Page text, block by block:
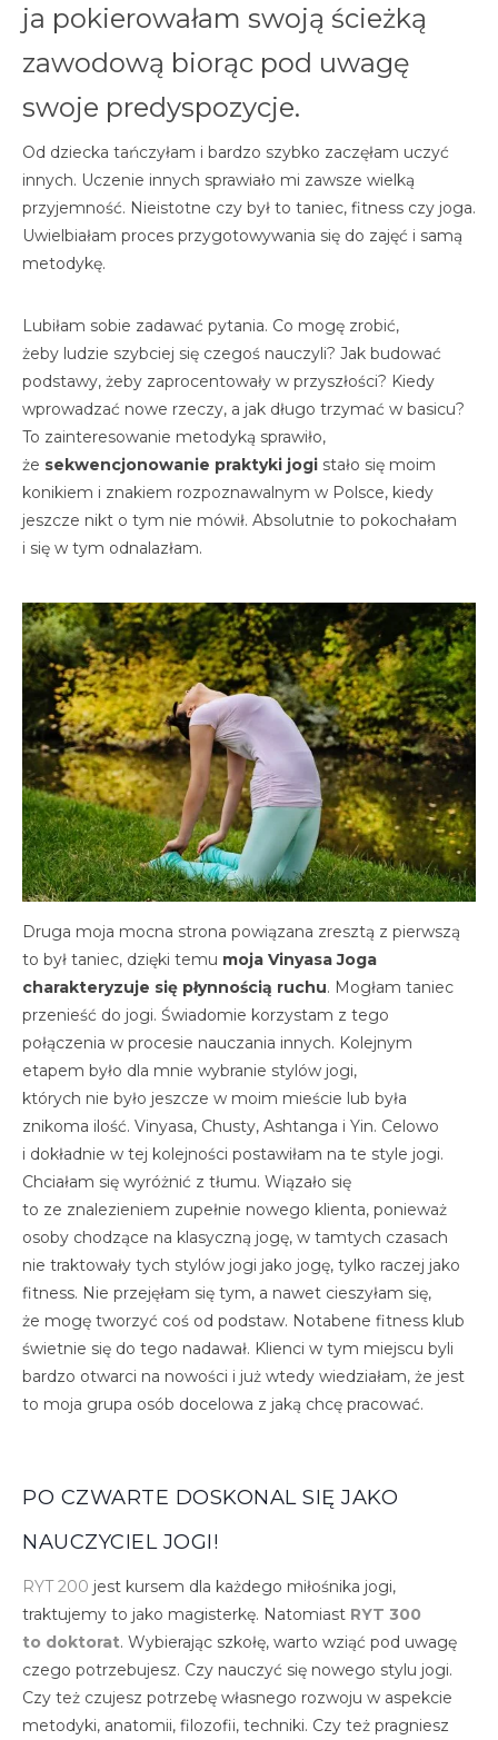
ja pokierowałam swoją ścieżką
zawodową biorąc pod uwagę
swoje predyspozycje.
Od dziecka tańczyłam i bardzo szybko zaczęłam uczyć
innych. Uczenie innych sprawiało mi zawsze wielką
przyjemność. Nieistotne czy był to taniec, fitness czy joga.
Uwielbiałam proces przygotowywania się do zajęć i samą
metodykę.
Lubiłam sobie zadawać pytania. Co mogę zrobić,
żeby ludzie szybciej się czegoś nauczyli? Jak budować
podstawy, żeby zaprocentowały w przyszłości? Kiedy
wprowadzać nowe rzeczy, a jak długo trzymać w basicu?
To zainteresowanie metodyką sprawiło,
że sekwencjonowanie praktyki jogi stało się moim
konikiem i znakiem rozpoznawalnym w Polsce, kiedy
jeszcze nikt o tym nie mówił. Absolutnie to pokochałam
i się w tym odnalazłam.
Druga moja mocna strona powiązana zresztą z pierwszą
to był taniec, dzięki temu moja Vinyasa Joga
charakteryzuje się płynnością ruchu. Mogłam taniec
przenieść do jogi. Świadomie korzystam z tego
połączenia w procesie nauczania innych. Kolejnym
etapem było dla mnie wybranie stylów jogi,
których nie było jeszcze w moim mieście lub była
znikoma ilość. Vinyasa, Chusty, Ashtanga i Yin. Celowo
i dokładnie w tej kolejności postawiłam na te style jogi.
Chciałam się wyróżnić z tłumu. Wiązało się
to ze znalezieniem zupełnie nowego klienta, ponieważ
osoby chodzące na klasyczną jogę, w tamtych czasach
nie traktowały tych stylów jogi jako jogę, tylko raczej jako
fitness. Nie przejęłam się tym, a nawet cieszyłam się,
że mogę tworzyć coś od podstaw. Notabene fitness klub
świetnie się do tego nadawał. Klienci w tym miejscu byli
bardzo otwarci na nowości i już wtedy wiedziałam, że jest
to moja grupa osób docelowa z jaką chcę pracować.
PO CZWARTE DOSKONAL SIĘ JAKO
NAUCZYCIEL JOGI!
RYT 200 jest kursem dla każdego miłośnika jogi,
traktujemy to jako magisterkę. Natomiast RYT 300
to doktorat. Wybierając szkołę, warto wziąć pod uwagę
czego potrzebujesz. Czy nauczyć się nowego stylu jogi.
Czy też czujesz potrzebę własnego rozwoju w aspekcie
metodyki, anatomii, filozofii, techniki. Czy też pragniesz